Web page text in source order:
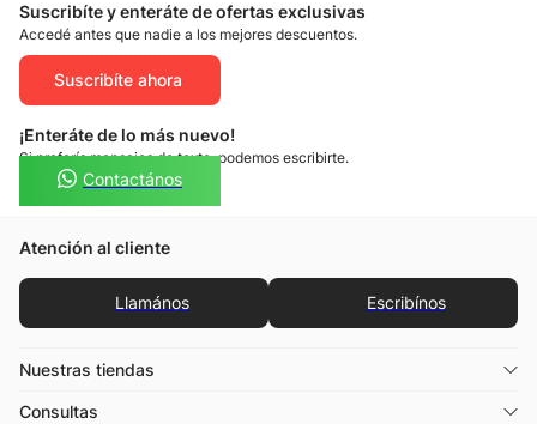
Suscribíte y enteráte de ofertas exclusivas
Accedé antes que nadie a los mejores descuentos.
Suscribíte ahora
¡Enteráte de lo más nuevo!
Si preferís mensajes de texto, podemos escribirte.
Contactános
Atención al cliente
Llamános Escribínos
Nuestras tiendas
Consultas